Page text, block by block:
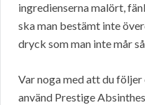
ingredienserna malört,
ska man bestämt inte
dryck som man inte mår
Var noga med att du
använd Prestige